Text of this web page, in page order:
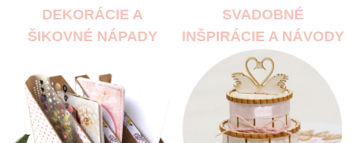
DEKORÁCIE A
ŠIKOVNÉ NÁPADY
SVADOBNÉ
INŠPIRÁCIE A NÁVODY